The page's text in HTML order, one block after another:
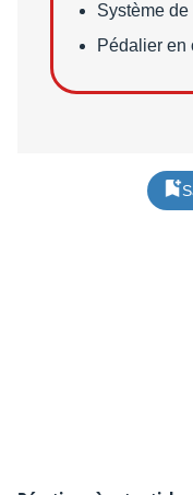
Système de
Pédalier en